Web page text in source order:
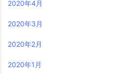
2020年4月
2020年3月
2020年2月
2020年1月